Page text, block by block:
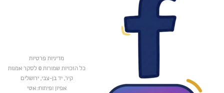
מדיניות פרטיות
כל הזכויות שמורות © לסקר אמנות
קיר, יד בן-צבי, ירושלים
אפיון ופיתוח: אטי